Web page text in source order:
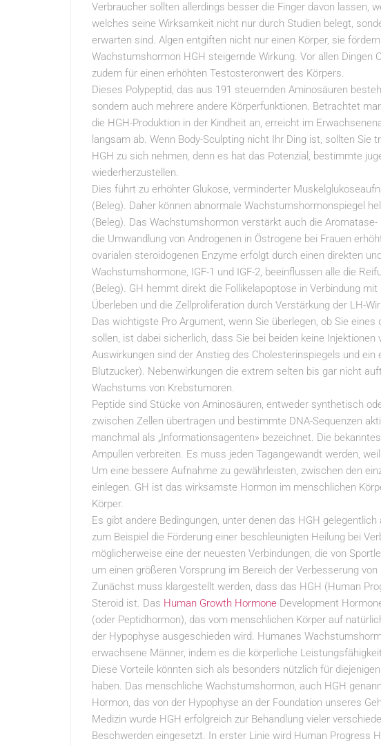
Verbraucher sollten allerdings besser die Finger davon lassen,
welches seine Wirksamkeit nicht nur durch Studien belegt,
erwarten sind. Algen entgiften nicht nur einen Körper, sie
Wachstumshormon HGH steigernde Wirkung. Vor allen Dingen
zudem für einen erhöhten Testosteronwert des Körpers.
Dieses Polypeptid, das aus 191 steuernden Aminosäuren
sondern auch mehrere andere Körperfunktionen. Betrachtet
die HGH-Produktion in der Kindheit an, erreicht im
langsam ab. Wenn Body-Sculpting nicht Ihr Ding ist, sollten Sie
HGH zu sich nehmen, denn es hat das Potenzial, bestimmte
wiederherzustellen.
Dies führt zu erhöhter Glukose, verminderter
(Beleg). Daher können abnormale Wachstumshormonspiegel
(Beleg). Das Wachstumshormon verstärkt auch die
die Umwandlung von Androgenen in Östrogene bei Frauen
ovarialen steroidogenen Enzyme erfolgt durch einen direkten
Wachstumshormone, IGF-1 und IGF-2, beeinflussen alle die
(Beleg). GH hemmt direkt die Follikelapoptose in Verbindung
Überleben und die Zellproliferation durch Verstärkung der LH-
Das wichtigste Pro Argument, wenn Sie überlegen, ob Sie
sollen, ist dabei sicherlich, dass Sie bei beiden keine
Auswirkungen sind der Anstieg des Cholesterinspiegels und
Blutzucker). Nebenwirkungen die extrem selten bis gar nicht
Wachstums von Krebstumoren.
Peptide sind Stücke von Aminosäuren, entweder synthetisch
zwischen Zellen übertragen und bestimmte DNA-Sequenzen
manchmal als „Informationsagenten» bezeichnet. Die
Ampullen verbreiten. Es muss jeden Tagangewandt werden,
Um eine bessere Aufnahme zu gewährleisten, zwischen den
einlegen. GH ist das wirksamste Hormon im menschlichen
Körper.
Es gibt andere Bedingungen, unter denen das HGH
zum Beispiel die Förderung einer beschleunigten Heilung bei
möglicherweise eine der neuesten Verbindungen, die von
um einen größeren Vorsprung im Bereich der Verbesserung
Zunächst muss klargestellt werden, dass das HGH (Human
Steroid ist. Das Human Growth Hormone Development
(oder Peptidhormon), das vom menschlichen Körper auf
der Hypophyse ausgeschieden wird. Humanes
erwachsene Männer, indem es die körperliche
Diese Vorteile könnten sich als besonders nützlich für
haben. Das menschliche Wachstumshormon, auch HGH
Hormon, das von der Hypophyse an der Foundation unseres
Medizin wurde HGH erfolgreich zur Behandlung vieler
Beschwerden eingesetzt. In erster Linie wird Human Progress